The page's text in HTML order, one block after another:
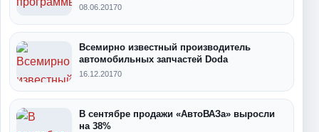
08.06.20170
Всемирно известный производитель
автомобильных запчастей Doda
16.12.20170
В сентябре продажи «АвтоВАЗа» выросли
на 38%